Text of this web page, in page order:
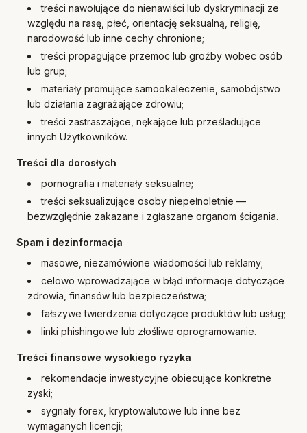
treści nawołujące do nienawiści lub dyskryminacji ze
względu na rasę, płeć, orientację seksualną, religię,
narodowość lub inne cechy chronione;
treści propagujące przemoc lub groźby wobec osób
lub grup;
materiały promujące samookaleczenie, samobójstwo
lub działania zagrażające zdrowiu;
treści zastraszające, nękające lub prześladujące
innych Użytkowników.
Treści dla dorosłych
pornografia i materiały seksualne;
treści seksualizujące osoby niepełnoletnie —
bezwzględnie zakazane i zgłaszane organom ścigania.
Spam i dezinformacja
masowe, niezamówione wiadomości lub reklamy;
celowo wprowadzające w błąd informacje dotyczące
zdrowia, finansów lub bezpieczeństwa;
fałszywe twierdzenia dotyczące produktów lub usług;
linki phishingowe lub złośliwe oprogramowanie.
Treści finansowe wysokiego ryzyka
rekomendacje inwestycyjne obiecujące konkretne
zyski;
sygnały forex, kryptowalutowe lub inne bez
wymaganych licencji;